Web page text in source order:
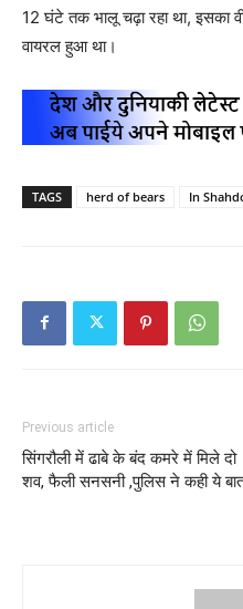
12 घंटे तक भालू चढ़ा रहा था, इसका
वायरल हुआ था।
TAGS herd of bears In
Previous article
सिंगरौली में ढाबे के बंद कमरे में मिले दो
शव, फैली सनसनी ,पुलिस ने कही ये